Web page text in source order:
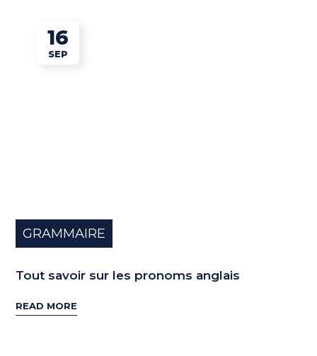
16
SEP
GRAMMAIRE
Tout savoir sur les pronoms anglais
READ MORE